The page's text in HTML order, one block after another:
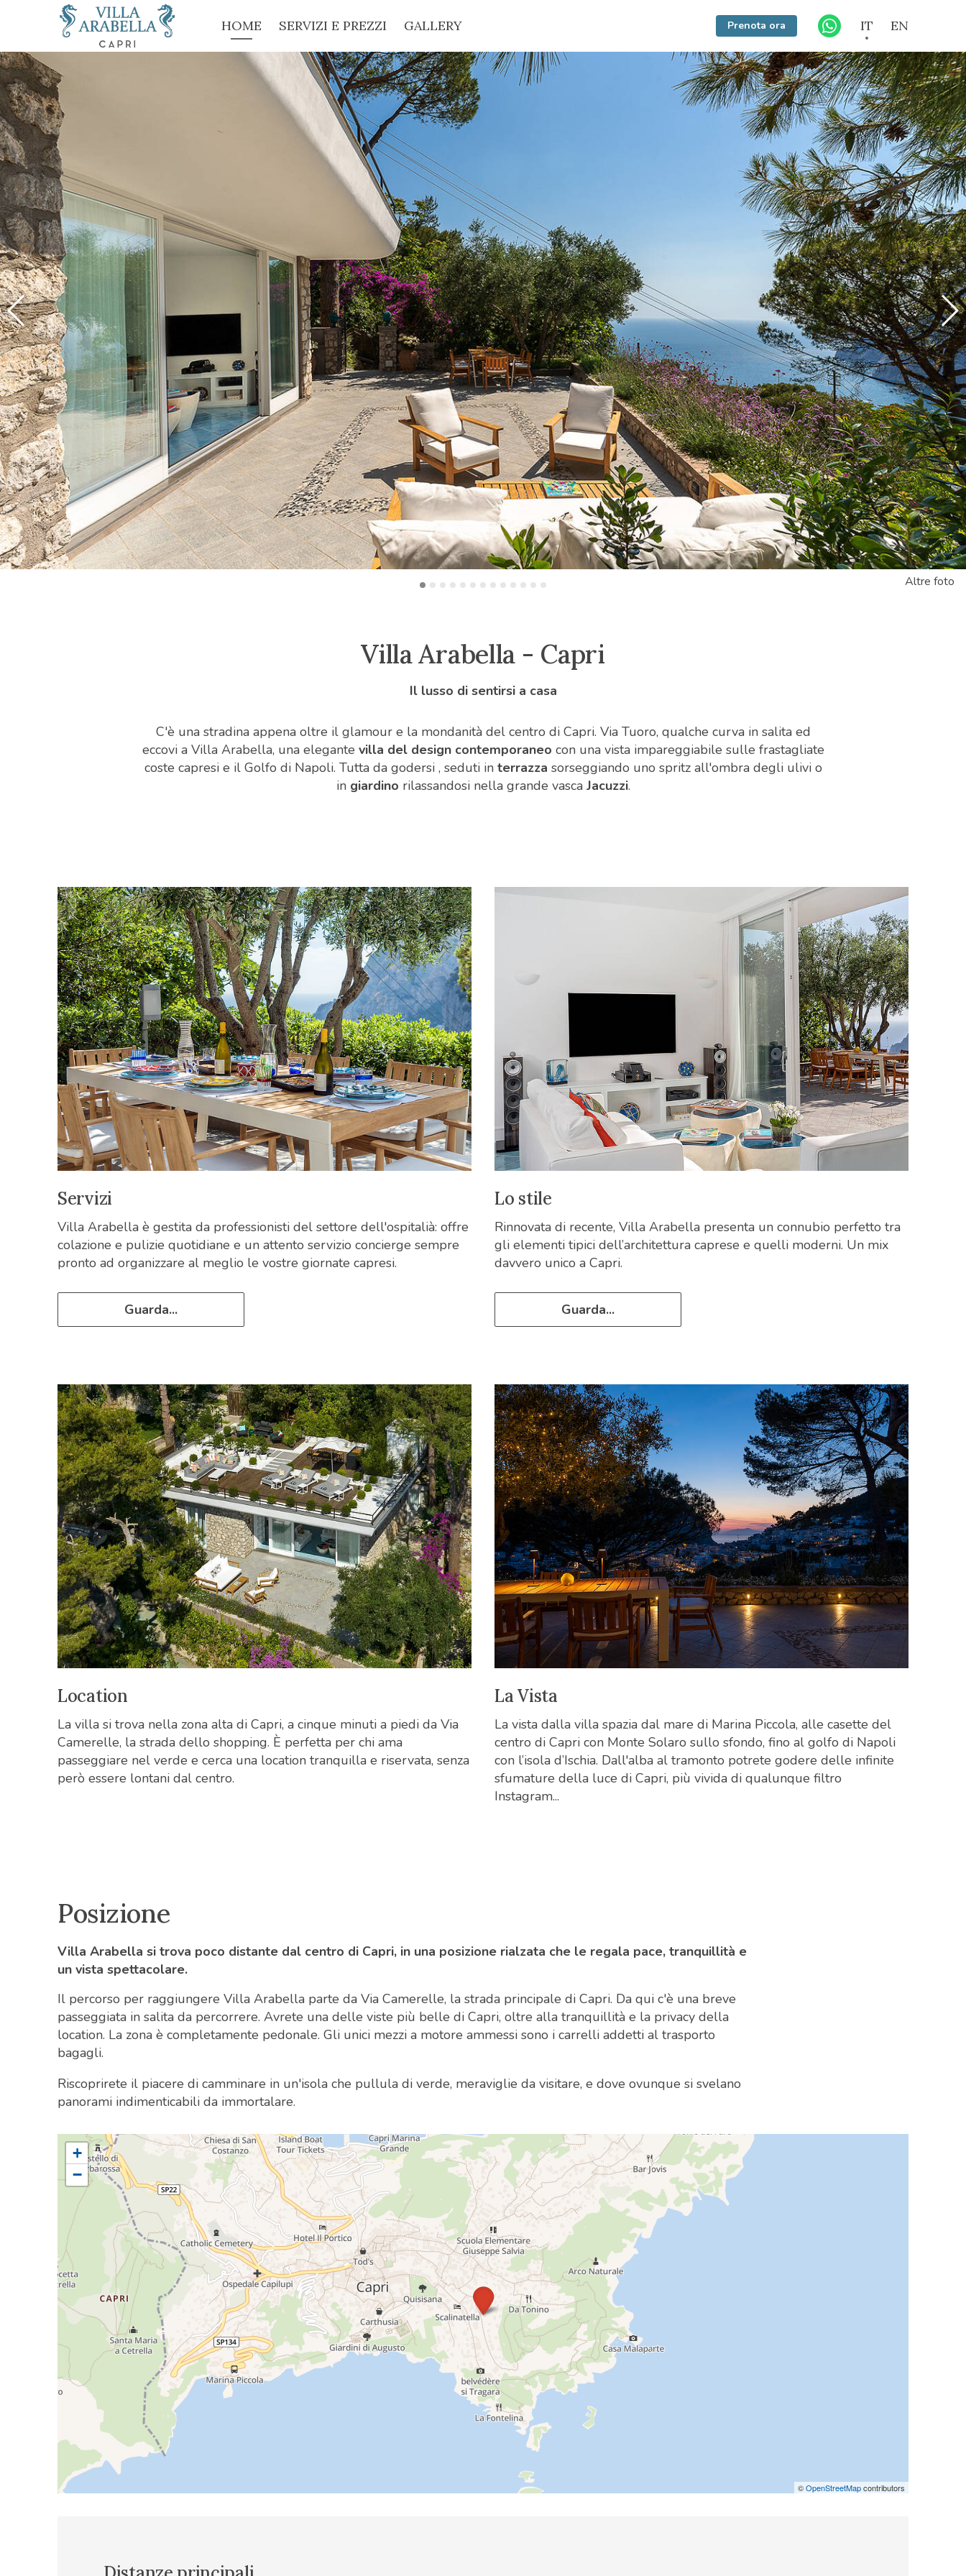
HOME SERVIZI E PREZZI GALLERY Prenota ora IT EN
Villa Arabella - Capri
Altre foto
Il lusso di sentirsi a casa
C'è una stradina appena oltre il glamour e la mondanità del centro di Capri. Via Tuoro, qualche curva in salita ed
eccovi a Villa Arabella, una elegante villa del design contemporaneo con una vista impareggiabile sulle frastagliate
coste capresi e il Golfo di Napoli. Tutta da godersi , seduti in terrazza sorseggiando uno spritz all'ombra degli ulivi o
in giardino rilassandosi nella grande vasca Jacuzzi.
Servizi
Villa Arabella è gestita da professionisti del settore dell'ospitalià: offre
colazione e pulizie quotidiane e un attento servizio concierge sempre
pronto ad organizzare al meglio le vostre giornate capresi.
Guarda...
Lo stile
Rinnovata di recente, Villa Arabella presenta un connubio perfetto tra
gli elementi tipici dell’architettura caprese e quelli moderni. Un mix
davvero unico a Capri.
Guarda...
Location
La villa si trova nella zona alta di Capri, a cinque minuti a piedi da Via
Camerelle, la strada dello shopping. È perfetta per chi ama
passeggiare nel verde e cerca una location tranquilla e riservata, senza
però essere lontani dal centro.
La Vista
La vista dalla villa spazia dal mare di Marina Piccola, alle casette del
centro di Capri con Monte Solaro sullo sfondo, fino al golfo di Napoli
con l’isola d’Ischia. Dall'alba al tramonto potrete godere delle infinite
sfumature della luce di Capri, più vivida di qualunque filtro
Instagram...
Posizione
Villa Arabella si trova poco distante dal centro di Capri, in una posizione rialzata che le regala pace, tranquillità e
un vista spettacolare.
Il percorso per raggiungere Villa Arabella parte da Via Camerelle, la strada principale di Capri. Da qui c'è una breve
passeggiata in salita da percorrere. Avrete una delle viste più belle di Capri, oltre alla tranquillità e la privacy della
location. La zona è completamente pedonale. Gli unici mezzi a motore ammessi sono i carrelli addetti al trasporto
bagagli.
Riscoprirete il piacere di camminare in un'isola che pullula di verde, meraviglie da visitare, e dove ovunque si svelano
panorami indimenticabili da immortalare.
+
−
©OpenStreetMapcontributors